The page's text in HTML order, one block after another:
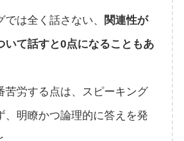
では全く話さない、
関連性が
いて話すと0点になることもあ
苦労する点は、スピーキング
、明瞭かつ論理的に答えを発